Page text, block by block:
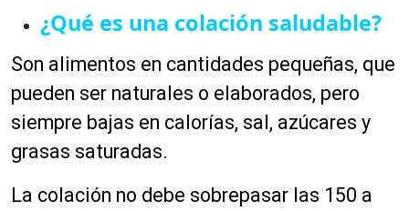
¿Qué es una colación saludable?
Son alimentos en cantidades pequeñas, que
pueden ser naturales o elaborados, pero
siempre bajas en calorías, sal, azúcares y
grasas saturadas.
La colación no debe sobrepasar las 150 a